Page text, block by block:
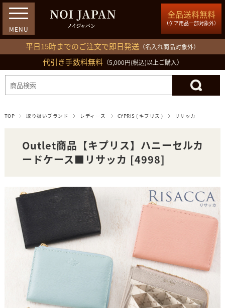
全品送料無料
（ケア用品一部対象外）
平日15時までのご注文で即日発送 （名入れ商品対象外）
代引き手数料無料（5,000円(税込)以上ご購入）
03-5809-1212
ログイン 会員登録 買い物カゴ
TOP 取り扱いブランド レディース CYPRIS ( キプリス ) リサッカ
Outlet商品【キプリス】ハニーセルカ
ードケース■リサッカ [4998]